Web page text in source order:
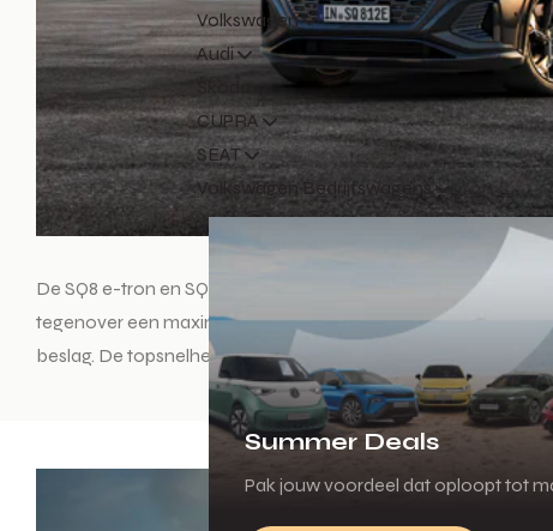
Volkswagen
Audi
CUPRA
SEAT
Volkswagen Bedrijfswagens
Summer Deals
Pak jouw voordeel dat oploopt tot
De SQ8 e-tron en SQ8 Sportback e-tron maken gebruik van
tegenover een maximaal koppel maar liefst 973 Nm.
beslag. De topsnelheid is begrensd op 210 km/u. Standaard